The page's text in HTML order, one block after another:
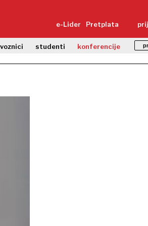
e-Lider Pretplata
studenti konferencije